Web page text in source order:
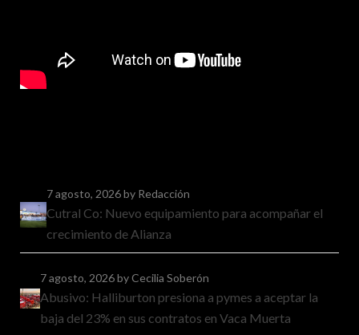
7 agosto, 2026by Redacción
Cutral Co: Nuevo equipamiento para acompañar el
crecimiento de Alianza
7 agosto, 2026by Cecilia Soberón
Abusivo: Halliburton presiona a pymes a aceptar la
baja del 23% en sus contratos en Vaca Muerta